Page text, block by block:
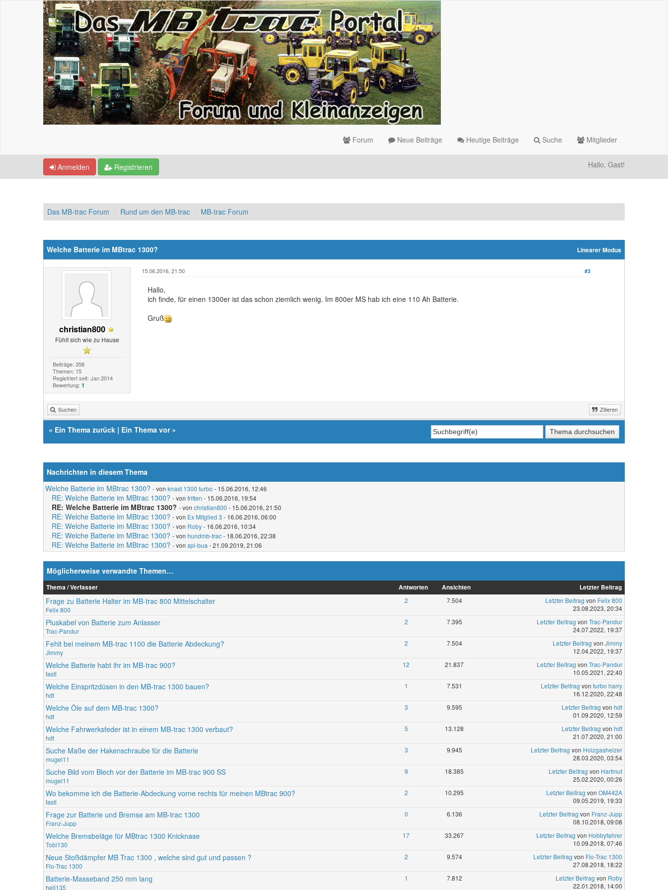
Forum Neue Beiträge Heutige Beiträge Suche Mitglieder
Anmelden Registrieren Hallo, Gast!
Das MB-trac Forum Rund um den MB-trac MB-trac Forum
Linearer Modus
Welche Batterie im MBtrac 1300?
christian800
Fühlt sich wie zu Hause
Beiträge: 358
Themen: 15
Registriert seit: Jan 2014
Bewertung: 1
#3
15.06.2016, 21:50
Hallo,
ich finde, für einen 1300er ist das schon ziemlich wenig. Im 800er MS hab ich eine 110 Ah Batterie.
Gruß
Suchen Zitieren
« Ein Thema zurück | Ein Thema vor»
Nachrichten in diesem Thema
Welche Batterie im MBtrac 1300? - von knast 1300 turbo - 15.06.2016, 12:46
RE: Welche Batterie im MBtrac 1300? - von fritten - 15.06.2016, 19:54
RE: Welche Batterie im MBtrac 1300? - von christian800 - 15.06.2016, 21:50
RE: Welche Batterie im MBtrac 1300? - von Ex Mitglied 3 - 16.06.2016, 06:00
RE: Welche Batterie im MBtrac 1300? - von Roby- 16.06.2016, 10:34
RE: Welche Batterie im MBtrac 1300? - von hundmb-trac- 18.06.2016, 22:38
RE: Welche Batterie im MBtrac 1300? - von spl-bua - 21.09.2019, 21:06
Möglicherweise verwandte Themen…
Thema / Verfasser Antworten Ansichten Letzter Beitrag
Frage zu Batterie Halter im MB-trac 800 Mittelschalter
Felix 800
2 7.504 Letzter Beitrag von Felix 800
23.08.2023, 20:34
Pluskabel von Batterie zum Anlasser
Trac-Pandur
2 7.395 Letzter Beitrag von Trac-Pandur
24.07.2022, 19:37
Fehlt bei meinem MB-trac 1100 die Batterie Abdeckung?
Jimmy
2 7.504 Letzter Beitrag von Jimmy
12.04.2022, 19:37
Welche Batterie habt ihr im MB-trac 900?
fasti
12 21.837 Letzter Beitrag von Trac-Pandur
10.05.2021, 22:40
Welche Einspritzdüsen in den MB-trac 1300 bauen?
hdt
1 7.531 Letzter Beitrag von turbo harry
16.12.2020, 22:48
Welche Öle auf dem MB-trac 1300?
hdt
3 9.595 Letzter Beitrag von hdt
01.09.2020, 12:59
Welche Fahrwerksfeder ist in einem MB-trac 1300 verbaut?
hdt
5 13.128 Letzter Beitrag von hdt
21.07.2020, 21:00
Suche Maße der Hakenschraube für die Batterie
mugel11
3 9.945 Letzter Beitrag von Holzgasheizer
28.03.2020, 03:54
Suche Bild vom Blech vor der Batterie im MB-trac 900 SS
mugel11
9 18.385 Letzter Beitrag von Hartmut
25.02.2020, 00:26
Wo bekomme ich die Batterie-Abdeckung vorne rechts für meinen MBtrac 900?
fasti
2 10.295 Letzter Beitrag von OM442A
09.05.2019, 19:33
Frage zur Batterie und Bremse am MB-trac 1300
Franz-Jupp
0 6.136 Letzter Beitrag von Franz-Jupp
08.10.2018, 09:08
Welche Bremsbeläge für MBtrac 1300 Knicknase
Tobi130
17 33.267 Letzter Beitrag von Hobbyfahrer
10.09.2018, 07:46
Neue Stoßdämpfer MB Trac 1300 , welche sind gut und passen ?
Flo-Trac 1300
2 9.574 Letzter Beitrag von Flo-Trac 1300
27.08.2018, 18:22
Batterie-Masseband 250 mm lang
heli135
1 7.812 Letzter Beitrag von Roby
22.01.2018, 14:00